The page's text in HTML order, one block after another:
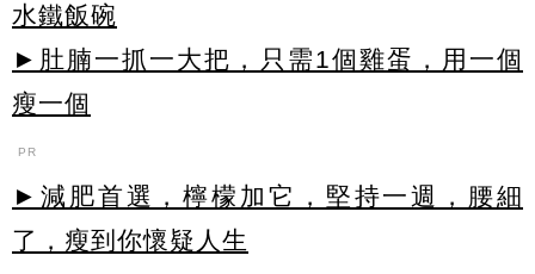
水鐵飯碗
►肚腩一抓一大把，只需1個雞蛋，用一個
瘦一個
PR
►減肥首選，檸檬加它，堅持一週，腰細
了，瘦到你懷疑人生